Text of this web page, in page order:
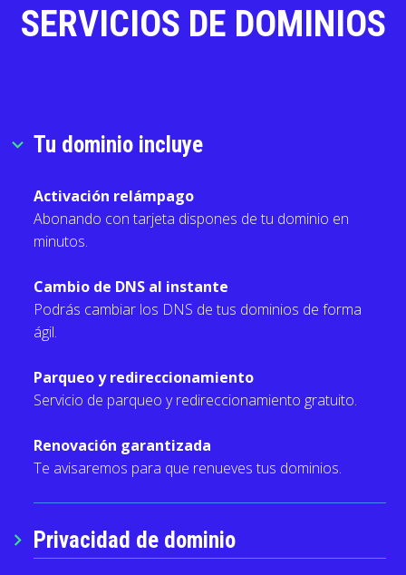
SERVICIOS DE DOMINIOS
expand_more Tu dominio incluye
Activación relámpago
Abonando con tarjeta dispones de tu dominio en
minutos.
Cambio de DNS al instante
Podrás cambiar los DNS de tus dominios de forma
ágil.
Parqueo y redireccionamiento
Servicio de parqueo y redireccionamiento gratuito.
Renovación garantizada
Te avisaremos para que renueves tus dominios.
chevron_right Privacidad de dominio